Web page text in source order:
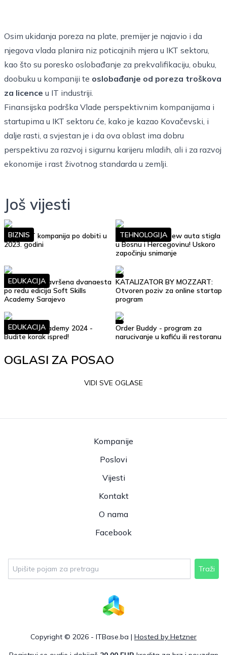
Osim ukidanja poreza na plate, premijer je najavio i da
njegova vlada planira niz poticajnih mjera u IKT sektoru,
kao što su poresko oslobađanje za prekvalifikaciju, obuku,
doobuku u kompaniji te oslobađanje od poreza troškova
za licence u IT industriji.
Finansijska podrška Vlade perspektivnim kompanijama i
startupima u IKT sektoru će, kako je kazao Kovačevski, i
dalje rasti, a svjestan je i da ova oblast ima dobru
perspektivu za razvoj i sigurnu karijeru mladih, ali i za razvoj
ekonomije i rast životnog standarda u zemlji.
Još vijesti
Top 10 IT kompanija po dobiti u
2023. godini
BIZNIS
Google Street View auta stigla
u Bosnu i Hercegovinu! Uskoro
započinju snimanje
TEHNOLOGIJA
Uspješno je završena dvanaesta
po redu edicija Soft Skills
Academy Sarajevo
EDUKACIJA
KATALIZATOR BY MOZZART:
Otvoren poziv za online startap
program
Soft Skills Academy 2024 -
Budite korak ispred!
EDUKACIJA
Order Buddy - program za
narucivanje u kafiću ili restoranu
OGLASI ZA POSAO
VIDI SVE OGLASE
Kompanije
Poslovi
Vijesti
Kontakt
O nama
Facebook
Traži
Copyright © 2026 - ITBase.ba | Hosted by Hetzner